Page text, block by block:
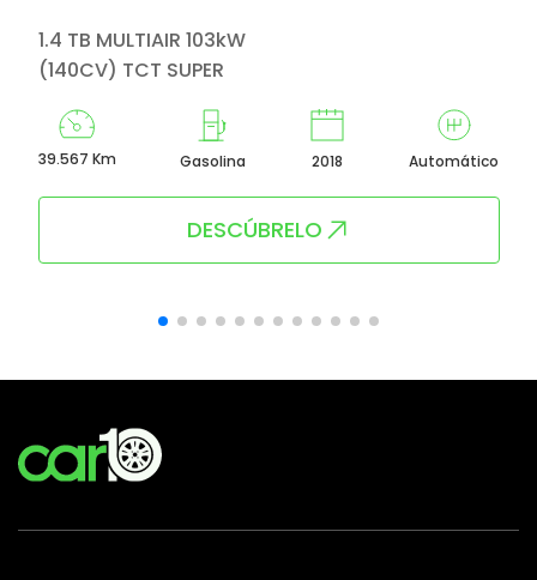
1.4 TB MULTIAIR 103kW
(140CV) TCT SUPER
39.567 Km Gasolina 2018 Automático
DESCÚBRELO